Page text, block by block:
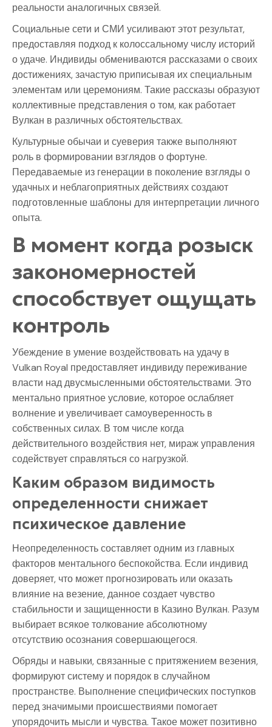
реальности аналогичных связей.
Социальные сети и СМИ усиливают этот результат,
предоставляя подход к колоссальному числу историй
о удаче. Индивиды обмениваются рассказами о своих
достижениях, зачастую приписывая их специальным
элементам или церемониям. Такие рассказы образуют
коллективные представления о том, как работает
Вулкан в различных обстоятельствах.
Культурные обычаи и суеверия также выполняют
роль в формировании взглядов о фортуне.
Передаваемые из генерации в поколение взгляды о
удачных и неблагоприятных действиях создают
подготовленные шаблоны для интерпретации личного
опыта.
В момент когда розыск
закономерностей
способствует ощущать
контроль
Убеждение в умение воздействовать на удачу в
Vulkan Royal предоставляет индивиду переживание
власти над двусмысленными обстоятельствами. Это
ментально приятное условие, которое ослабляет
волнение и увеличивает самоуверенность в
собственных силах. В том числе когда
действительного воздействия нет, мираж управления
содействует справляться со нагрузкой.
Каким образом видимость
определенности снижает
психическое давление
Неопределенность составляет одним из главных
факторов ментального беспокойства. Если индивид
доверяет, что может прогнозировать или оказать
влияние на везение, данное создает чувство
стабильности и защищенности в Казино Вулкан. Разум
выбирает всякое толкование абсолютному
отсутствию осознания совершающегося.
Обряды и навыки, связанные с притяжением везения,
формируют систему и порядок в случайном
пространстве. Выполнение специфических поступков
перед значимыми происшествиями помогает
упорядочить мысли и чувства. Такое может позитивно